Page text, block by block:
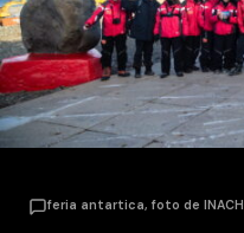
feria antartica, foto de INACH